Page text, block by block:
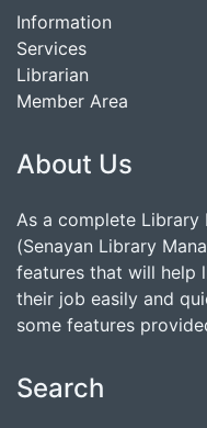
Information
Services
Librarian
Member Area
About Us
As a complete Library
(Senayan Library
features that will help
their job easily and
some features
Search